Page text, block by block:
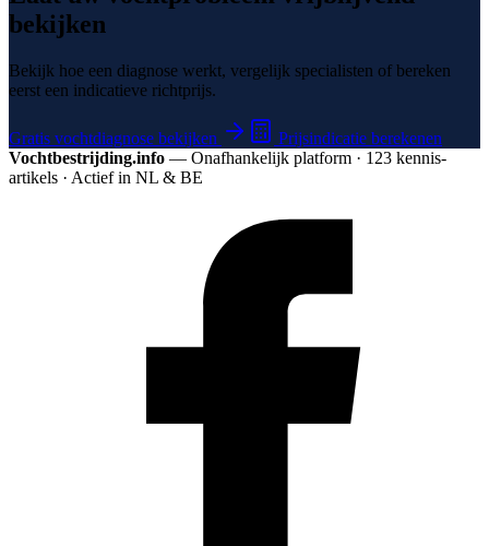
bekijken
Bekijk hoe een diagnose werkt, vergelijk specialisten of bereken
eerst een indicatieve richtprijs.
Gratis vochtdiagnose bekijken
Prijsindicatie berekenen
Vochtbestrijding.info — Onafhankelijk platform · 123 kennis­
artikels · Actief in NL & BE